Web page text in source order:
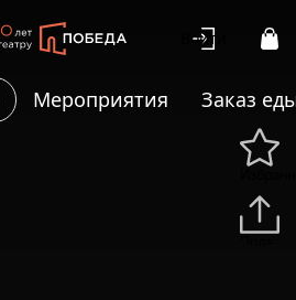
Войти
Мероприятия Заказ